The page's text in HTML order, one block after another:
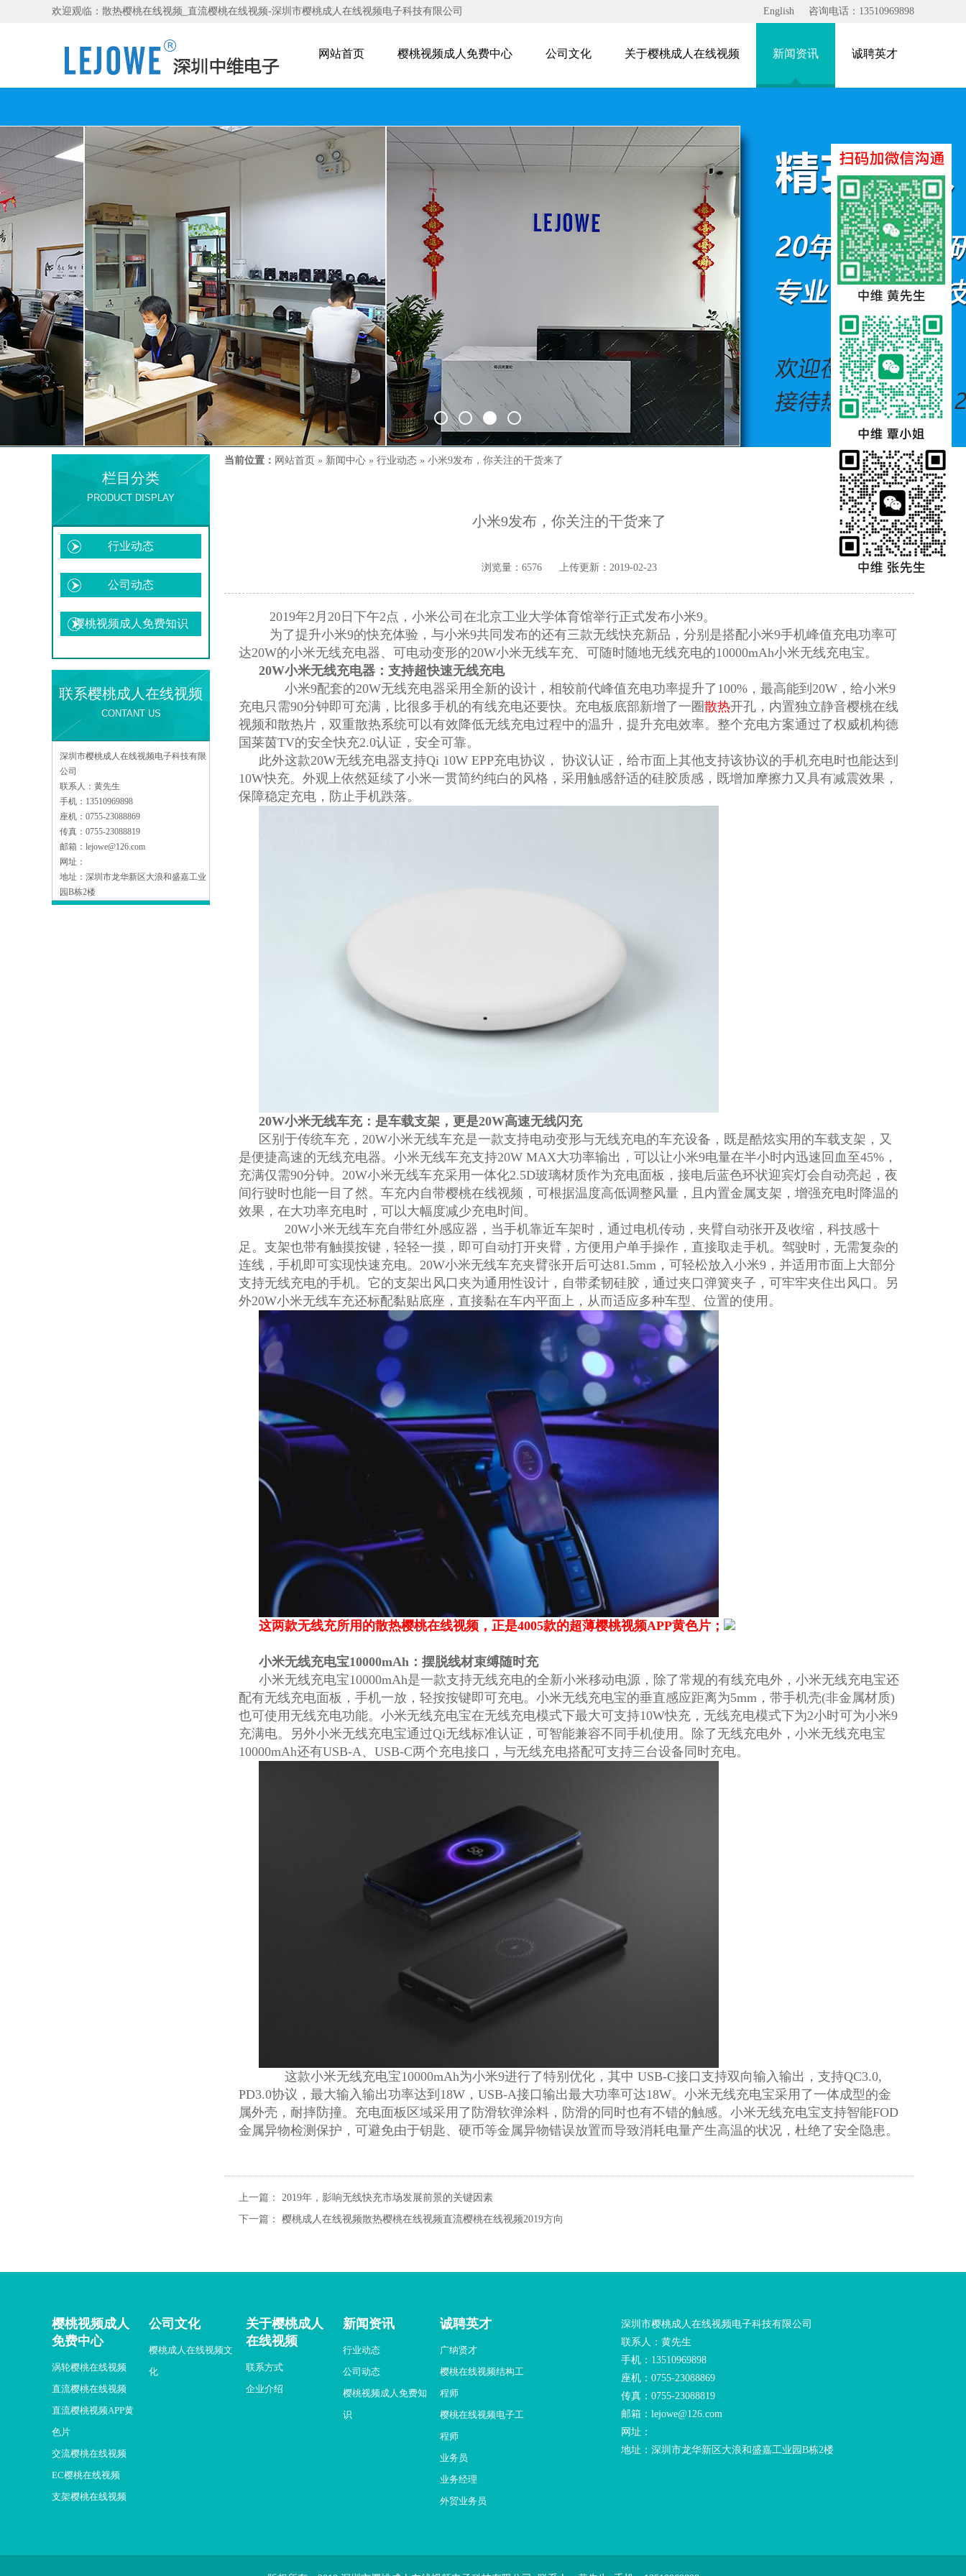
欢迎观临：散热樱桃在线视频_直流樱桃在线视频-深圳市樱桃成人在线视频电子科技有限公司 English 咨询电话：13510969898
网站首页 樱桃视频成人免费中心 公司文化 关于樱桃成人在线视频 新闻资讯 诚聘英才
栏目分类
PRODUCT DISPLAY
行业动态
公司动态
樱桃视频成人免费知识
联系樱桃成人在线视频
CONTANT US
深圳市樱桃成人在线视频电子科技有限
公司
联系人：黄先生
手机：13510969898
座机：0755-23088869
传真：0755-23088819
邮箱：lejowe@126.com
网址：
地址：深圳市龙华新区大浪和盛嘉工业
园B栋2楼
当前位置： 网站首页 » 新闻中心 » 行业动态 » 小米9发布，你关注的干货来了
小米9发布，你关注的干货来了
浏览量：6576 上传更新：2019-02-23
2019年2月20日下午2点，小米公司在北京工业大学体育馆举行正式发布小米9。
为了提升小米9的快充体验，与小米9共同发布的还有三款无线快充新品，分别是搭配小米9手机峰值充电功率可
达20W的小米无线充电器、可电动变形的20W小米无线车充、可随时随地无线充电的10000mAh小米无线充电宝。
20W小米无线充电器：支持超快速无线充电
小米9配套的20W无线充电器采用全新的设计，相较前代峰值充电功率提升了100%，最高能到20W，给小米9
充电只需90分钟即可充满，比很多手机的有线充电还要快。充电板底部新增了一圈散热开孔，内置独立静音樱桃在线
视频和散热片，双重散热系统可以有效降低无线充电过程中的温升，提升充电效率。整个充电方案通过了权威机构德
国莱茵TV的安全快充2.0认证，安全可靠。
此外这款20W无线充电器支持Qi 10W EPP充电协议， 协议认证，给市面上其他支持该协议的手机充电时也能达到
10W快充。外观上依然延续了小米一贯简约纯白的风格，采用触感舒适的硅胶质感，既增加摩擦力又具有减震效果，
保障稳定充电，防止手机跌落。
20W小米无线车充：是车载支架，更是20W高速无线闪充
区别于传统车充，20W小米无线车充是一款支持电动变形与无线充电的车充设备，既是酷炫实用的车载支架，又
是便捷高速的无线充电器。小米无线车充支持20W MAX大功率输出，可以让小米9电量在半小时内迅速回血至45%，
充满仅需90分钟。20W小米无线车充采用一体化2.5D玻璃材质作为充电面板，接电后蓝色环状迎宾灯会自动亮起，夜
间行驶时也能一目了然。车充内自带樱桃在线视频，可根据温度高低调整风量，且内置金属支架，增强充电时降温的
效果，在大功率充电时，可以大幅度减少充电时间。
20W小米无线车充自带红外感应器，当手机靠近车架时，通过电机传动，夹臂自动张开及收缩，科技感十
足。支架也带有触摸按键，轻轻一摸，即可自动打开夹臂，方便用户单手操作，直接取走手机。驾驶时，无需复杂的
连线，手机即可实现快速充电。20W小米无线车充夹臂张开后可达81.5mm，可轻松放入小米9，并适用市面上大部分
支持无线充电的手机。它的支架出风口夹为通用性设计，自带柔韧硅胶，通过夹口弹簧夹子，可牢牢夹住出风口。另
外20W小米无线车充还标配黏贴底座，直接黏在车内平面上，从而适应多种车型、位置的使用。
这两款无线充所用的散热樱桃在线视频，正是4005款的超薄樱桃视频APP黄色片；
小米无线充电宝10000mAh：摆脱线材束缚随时充
小米无线充电宝10000mAh是一款支持无线充电的全新小米移动电源，除了常规的有线充电外，小米无线充电宝还
配有无线充电面板，手机一放，轻按按键即可充电。小米无线充电宝的垂直感应距离为5mm，带手机壳(非金属材质)
也可使用无线充电功能。小米无线充电宝在无线充电模式下最大可支持10W快充，无线充电模式下为2小时可为小米9
充满电。另外小米无线充电宝通过Qi无线标准认证，可智能兼容不同手机使用。除了无线充电外，小米无线充电宝
10000mAh还有USB-A、USB-C两个充电接口，与无线充电搭配可支持三台设备同时充电。
这款小米无线充电宝10000mAh为小米9进行了特别优化，其中 USB-C接口支持双向输入输出，支持QC3.0,
PD3.0协议，最大输入输出功率达到18W，USB-A接口输出最大功率可达18W。小米无线充电宝采用了一体成型的金
属外壳，耐摔防撞。充电面板区域采用了防滑软弹涂料，防滑的同时也有不错的触感。小米无线充电宝支持智能FOD
金属异物检测保护，可避免由于钥匙、硬币等金属异物错误放置而导致消耗电量产生高温的状况，杜绝了安全隐患。
上一篇： 2019年，影响无线快充市场发展前景的关键因素
下一篇： 樱桃成人在线视频散热樱桃在线视频直流樱桃在线视频2019方向
樱桃视频成人
免费中心
涡轮樱桃在线视频
直流樱桃在线视频
直流樱桃视频APP黄
色片
交流樱桃在线视频
EC樱桃在线视频
支架樱桃在线视频
公司文化
樱桃成人在线视频文
化
关于樱桃成人
在线视频
联系方式
企业介绍
新闻资讯
行业动态
公司动态
樱桃视频成人免费知
识
诚聘英才
广纳贤才
樱桃在线视频结构工
程师
樱桃在线视频电子工
程师
业务员
业务经理
外贸业务员
深圳市樱桃成人在线视频电子科技有限公司
联系人：黄先生
手机：13510969898
座机：0755-23088869
传真：0755-23088819
邮箱：lejowe@126.com
网址：
地址：深圳市龙华新区大浪和盛嘉工业园B栋2楼